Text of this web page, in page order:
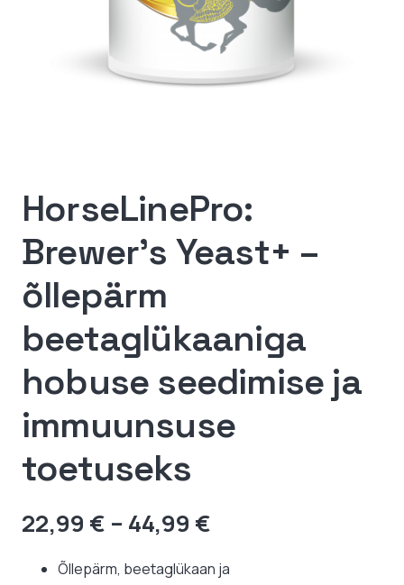
HorseLinePro:
Brewer’s Yeast+ –
õllepärm
beetaglükaaniga
hobuse seedimise ja
immuunsuse
toetuseks
22,99 € – 44,99 €
kuni
Õllepärm, beetaglükaan ja